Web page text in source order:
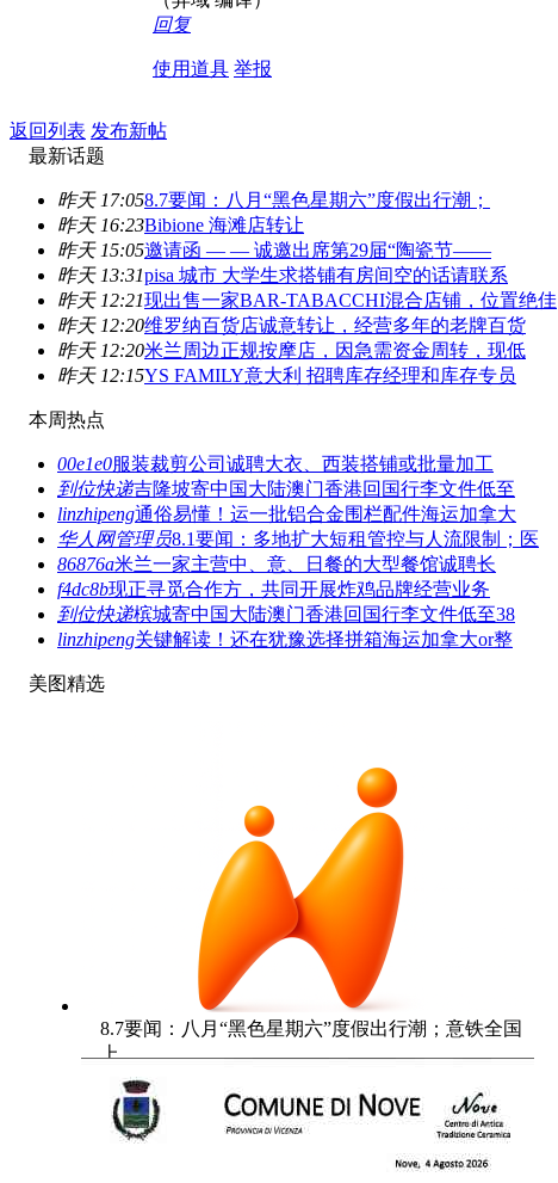
回复
使用道具 举报
返回列表 发布新帖
最新话题
昨天 17:058.7要闻：八月“黑色星期六”度假出行潮；
昨天 16:23Bibione 海滩店转让
昨天 15:05邀请函 — — 诚邀出席第29届“陶瓷节——
昨天 13:31pisa 城市 大学生求搭铺有房间空的话请联系
昨天 12:21现出售一家BAR-TABACCHI混合店铺，位置绝佳
昨天 12:20维罗纳百货店诚意转让，经营多年的老牌百货
昨天 12:20米兰周边正规按摩店，因急需资金周转，现低
昨天 12:15YS FAMILY意大利 招聘库存经理和库存专员
本周热点
00e1e0服装裁剪公司诚聘大衣、西装搭铺或批量加工
到位快递吉隆坡寄中国大陆澳门香港回国行李文件低至
linzhipeng通俗易懂！运一批铝合金围栏配件海运加拿大
华人网管理员8.1要闻：多地扩大短租管控与人流限制；医
86876a米兰一家主营中、意、日餐的大型餐馆诚聘长
f4dc8b现正寻觅合作方，共同开展炸鸡品牌经营业务
到位快递槟城寄中国大陆澳门香港回国行李文件低至38
linzhipeng关键解读！还在犹豫选择拼箱海运加拿大or整
美图精选
8.7要闻：八月“黑色星期六”度假出行潮；意铁全国
上